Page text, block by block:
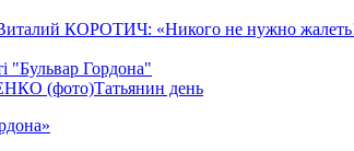
КОРОТИЧ: «Никого не нужно жалеть!
"Бульвар Гордона"
Татьянин день